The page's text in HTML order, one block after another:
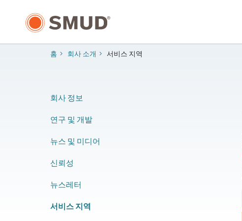
홈 회사 소개 서비스 지역
회사 정보
​연구 및 개발
​뉴스 및 미디어
신뢰성
뉴스레터
서비스 지역